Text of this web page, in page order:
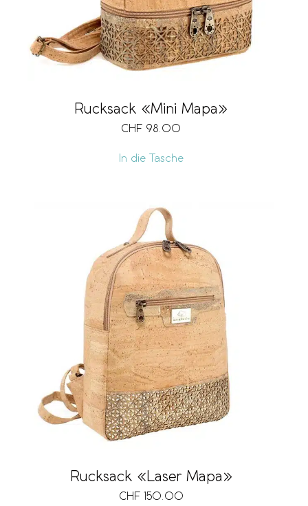
Rucksack «Mini Mapa»
CHF 98.00
In die Tasche
Rucksack «Laser Mapa»
CHF 150.00